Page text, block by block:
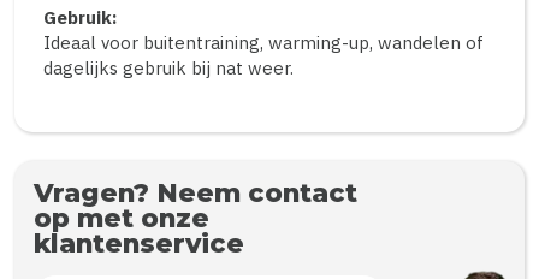
Gebruik:
Ideaal voor buitentraining, warming-up, wandelen of
dagelijks gebruik bij nat weer.
Vragen? Neem contact
op met onze
klantenservice